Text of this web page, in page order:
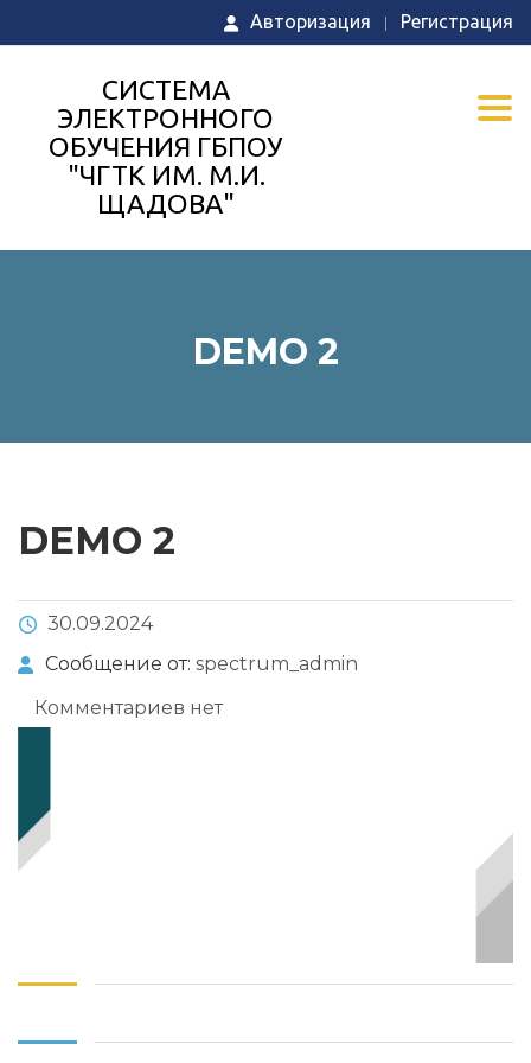
Авторизация Регистрация
СИСТЕМА
ЭЛЕКТРОННОГО
ОБУЧЕНИЯ ГБПОУ
"ЧГТК ИМ. М.И.
ЩАДОВА"
DEMO 2
DEMO 2
30.09.2024
Сообщение от: spectrum_admin
Комментариев нет